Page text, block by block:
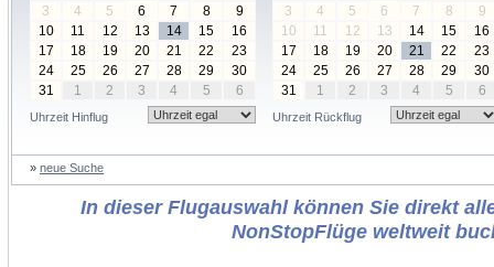
3
4 5 6 7 8
9
10
11 12 13 14 15
16
17
18 19 20 21 22
23
24
25 26 27 28 29
30
31
1 2 3 4 5 6
Uhrzeit Hinflug
3
4 5 6 7 8
9
10
11 12 13 14 15
16
17
18 19 20 21 22
23
24
25 26 27 28 29
30
31
1 2 3 4 5 6
Uhrzeit Rückflug
» neue Suche
In dieser Flugauswahl können Sie direkt
NonStopFlüge weltweit